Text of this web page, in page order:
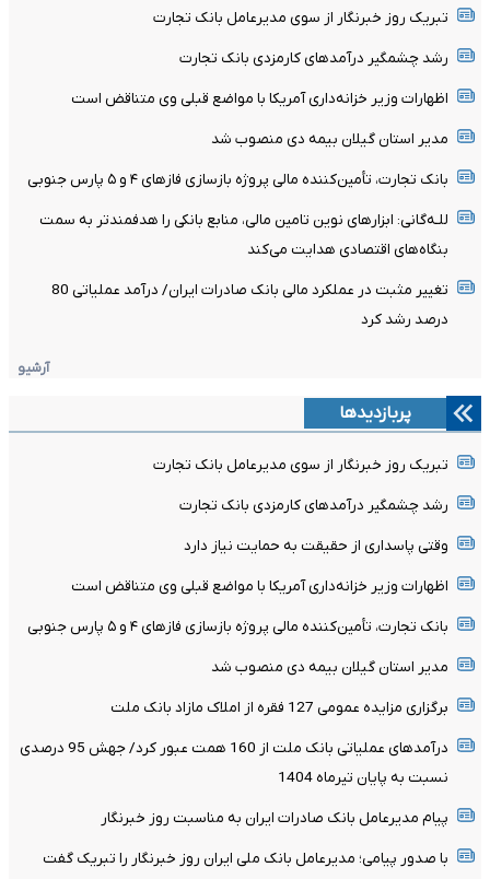
تبریک روز خبرنگار از سوی مدیرعامل بانک تجارت
رشد چشمگیر درآمدهای کارمزدی بانک تجارت
اظهارات وزیر خزانه‌داری آمریکا با مواضع قبلی وی متناقض است
مدیر استان گیلان بیمه دی منصوب شد
بانک تجارت، تأمین‌کننده مالی پروژه بازسازی فازهای ۴ و ۵ پارس جنوبی
للـه‌گانی: ابزارهای نوین تامین مالی، منابع بانکی را هدفمندتر به سمت
بنگاه‌های اقتصادی هدایت می‌کند
تغییر مثبت در عملکرد مالی بانک صادرات ایران/ درآمد عملیاتی 80
درصد رشد کرد
آرشیو
پربازدیدها
تبریک روز خبرنگار از سوی مدیرعامل بانک تجارت
رشد چشمگیر درآمدهای کارمزدی بانک تجارت
وقتی پاسداری از حقیقت به حمایت نیاز دارد
اظهارات وزیر خزانه‌داری آمریکا با مواضع قبلی وی متناقض است
بانک تجارت، تأمین‌کننده مالی پروژه بازسازی فازهای ۴ و ۵ پارس جنوبی
مدیر استان گیلان بیمه دی منصوب شد
برگزاری مزایده عمومی 127 فقره از املاک مازاد بانک ملت
درآمدهای عملیاتی بانک ملت از 160 همت عبور کرد/ جهش 95 درصدی
نسبت به پایان تیرماه 1404
پیام مدیرعامل بانک صادرات ایران به مناسبت روز خبرنگار
با صدور پیامی؛ مدیرعامل بانک ملی ایران روز خبرنگار را تبریک گفت